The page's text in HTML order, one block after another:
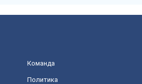
Команда
Политика